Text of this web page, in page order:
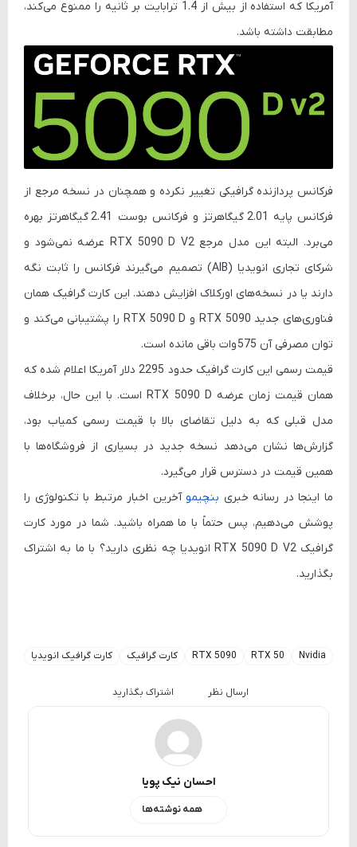
آمریکا که استفاده از بیش از 1.4 ترابایت بر ثانیه را ممنوع می‌کند،
مطابقت داشته باشد.
فرکانس پردازنده گرافیکی تغییر نکرده و همچنان در نسخه مرجع از
فرکانس پایه 2.01 گیگاهرتز و فرکانس بوست 2.41 گیگاهرتز
بهره
می‌برد. البته این مدل مرجع RTX 5090 D V2 عرضه نمی‌شود و
شرکای تجاری انویدیا (AIB) تصمیم می‌گیرند فرکانس را ثابت نگه
دارند یا در نسخه‌های اورکلاک افزایش دهند. این کارت گرافیک همان
فناوری‌های جدید RTX 5090 و RTX 5090 D را پشتیبانی می‌کند و
توان مصرفی آن 575 وات
باقی مانده است.
قیمت رسمی این کارت گرافیک حدود 2295 دلار آمریکا
اعلام شده که
همان قیمت زمان عرضه RTX 5090 D است. با این حال، برخلاف
مدل قبلی که به دلیل تقاضای بالا با قیمت رسمی کمیاب بود،
گزارش‌ها نشان می‌دهد نسخه جدید در بسیاری از فروشگاه‌ها با
همین قیمت در دسترس قرار می‌گیرد.
ما اینجا در رسانه خبری بنچیمو آخرین اخبار مرتبط با تکنولوژی را
پوشش می‌دهیم، پس حتماً با ما همراه باشید. شما در مورد کارت
گرافیک RTX 5090 D V2 انویدیا چه نظری دارید؟ با ما به اشتراک
بگذارید.
Nvidia
RTX 50
RTX 5090 کارت گرافیک کارت گرافیک انویدیا
ارسال نظر اشتراک بگذارید
احسان نیک پویا
همه نوشته‌ها